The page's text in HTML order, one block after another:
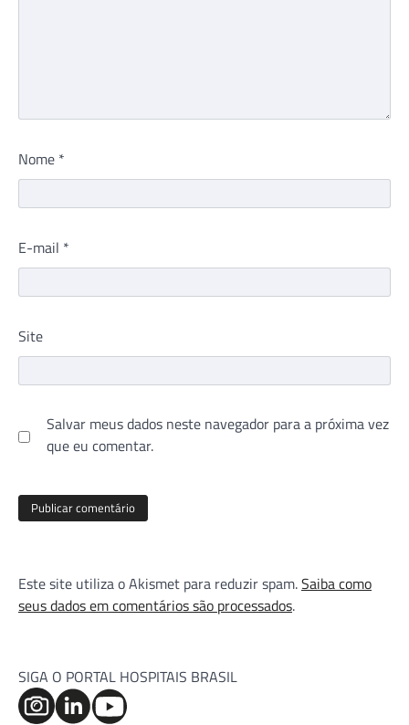
Nome *
E-mail *
Site
Salvar meus dados neste navegador para a próxima vez
que eu comentar.
Este site utiliza o Akismet para reduzir spam.Saiba como
seus dados em comentários são processados.
SIGA O PORTAL HOSPITAIS BRASIL